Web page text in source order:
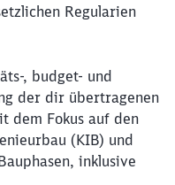
Regularien
, budget- und
der dir übertragenen
dem Fokus auf den
(KIB) und
inklusive